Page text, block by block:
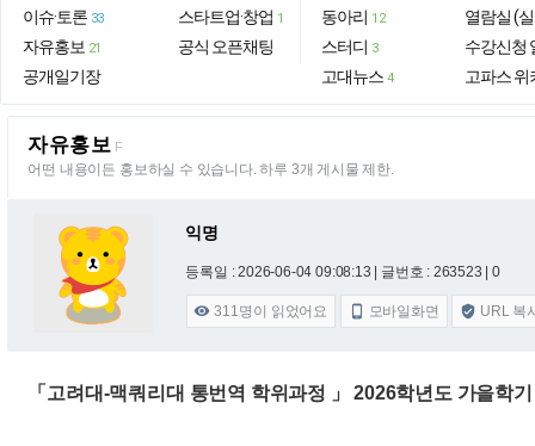
이슈·토론 33
자유홍보 21
공개일기장
스타트업·창업 1
공식 오픈채팅
동아리 12
스터디 3
고대뉴스 4
열람실 (
수강신청
고파스 위
자유홍보 F
어떤 내용이든 홍보하실 수 있습니다. 하루 3개 게시물 제한.
익명
등록일 : 2026-06-04 09:08:13 | 글번호 : 263523 | 0
 311명이 읽었어요  모바일화면  URL 복
「고려대-맥쿼리대 통번역 학위과정 」 2026학년도 가을학